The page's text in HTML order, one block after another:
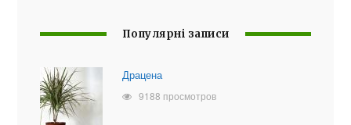
Популярні записи
Драцена
9188 просмотров